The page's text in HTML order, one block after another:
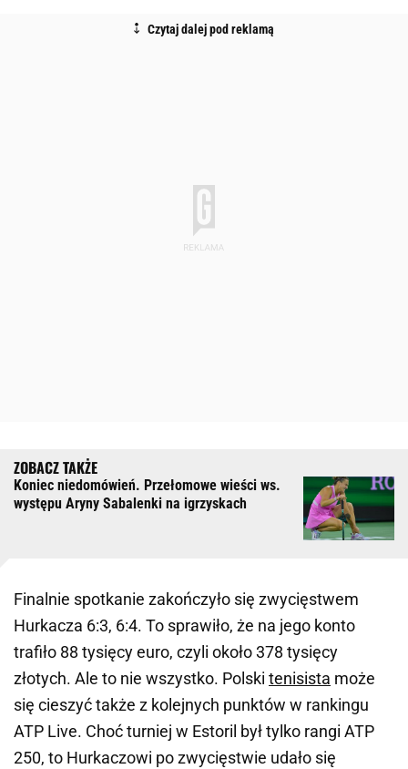
Koniec niedomówień. Przełomowe wieści ws.
występu Aryny Sabalenki na igrzyskach
Finalnie spotkanie zakończyło się zwycięstwem
Hurkacza 6:3, 6:4. To sprawiło, że na jego konto
trafiło 88 tysięcy euro, czyli około 378 tysięcy
złotych. Ale to nie wszystko. Polski tenisista może
się cieszyć także z kolejnych punktów w rankingu
ATP Live. Choć turniej w Estoril był tylko rangi ATP
250, to Hurkaczowi po zwycięstwie udało się